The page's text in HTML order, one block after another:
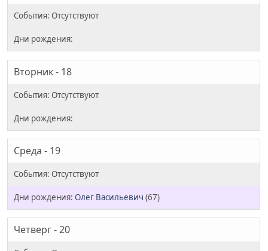
Вторник - 18
Среда - 19
Олег Васильевич (67)
Четверг - 20